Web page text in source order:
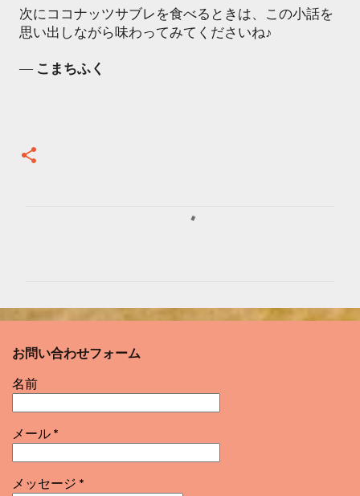
次にココナッツサブレを食べるときは、この小話を
思い出しながら味わってみてくださいね♪
— こまちふく
お問い合わせフォーム
名前
メール *
メッセージ *